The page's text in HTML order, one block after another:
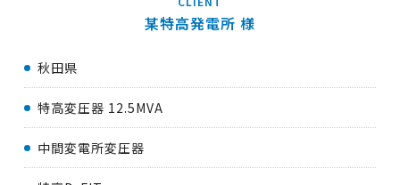
某特高発電所
秋田県
特高変圧器 12.5MVA
中間変電所変圧器